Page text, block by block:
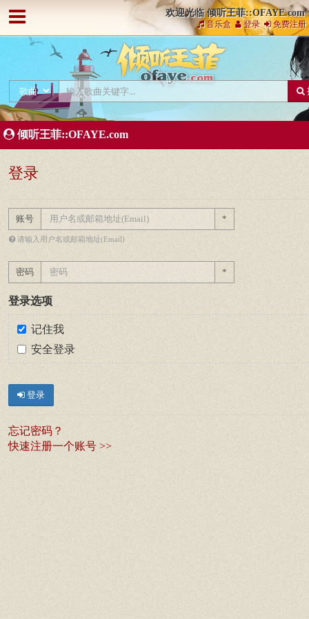
欢迎光临 倾听王菲::OFAYE.com
音乐盒 登录 免费注册
倾听王菲::OFAYE.com
登录
账号 *
请输入用户名或邮箱地址(Email)
密码 *
登录选项
记住我
安全登录
登录
忘记密码？
快速注册一个账号 >>